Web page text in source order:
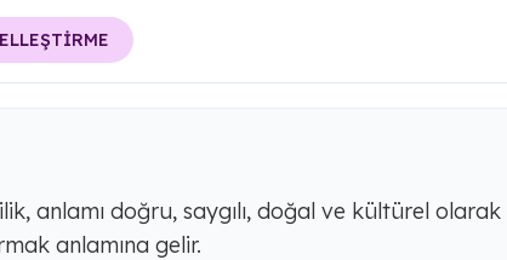
anlamı doğru, saygılı, doğal ve kültürel olarak
anlamına gelir.